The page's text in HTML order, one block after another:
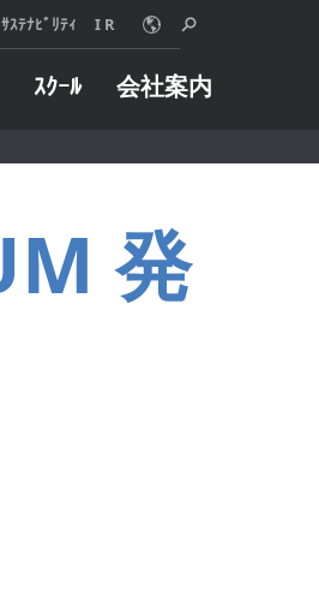
ｻｽﾃﾅﾋﾞﾘﾃｨ I R
ｽｸｰﾙ 会社案内
発